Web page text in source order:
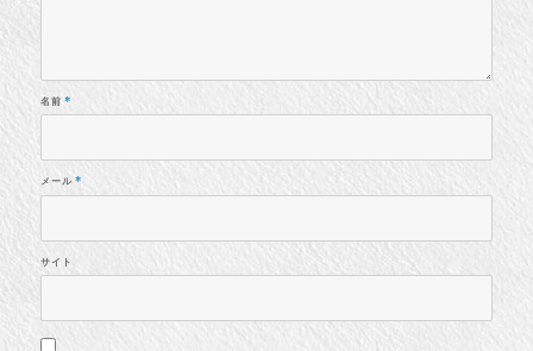
名前*
メール *
サイト